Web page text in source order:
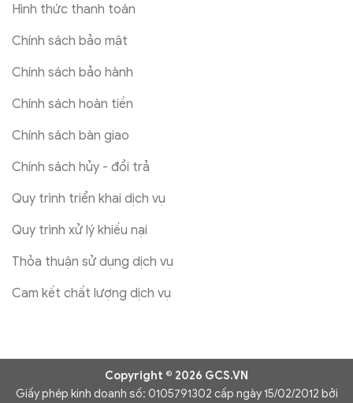
Hình thức thanh toán
Chính sách bảo mật
Chính sách bảo hành
Chính sách hoàn tiền
Chính sách bàn giao
Chính sách hủy - đổi trả
Quy trình triển khai dịch vụ
Quy trình xử lý khiếu nại
Thỏa thuận sử dụng dịch vụ
Cam kết chất lượng dịch vụ
Copyright © 2026 GCS.VN
Giấy phép kinh doanh số: 0105791302 cấp ngày 15/02/2012 bởi